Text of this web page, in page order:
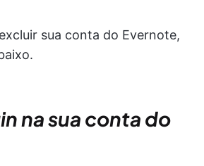
sua conta do Evernote,
na sua conta do